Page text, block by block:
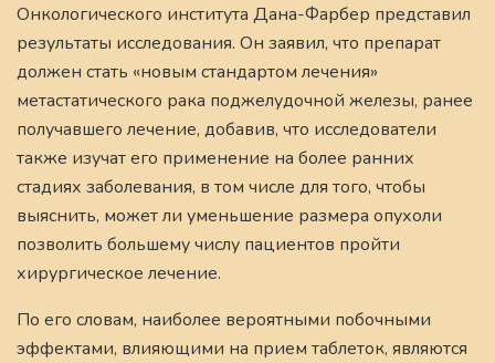
Онкологического института Дана-Фарбер представил
результаты исследования. Он заявил, что препарат
должен стать «новым стандартом лечения»
метастатического рака поджелудочной железы, ранее
получавшего лечение, добавив, что исследователи
также изучат его применение на более ранних
стадиях заболевания, в том числе для того, чтобы
выяснить, может ли уменьшение размера опухоли
позволить большему числу пациентов пройти
хирургическое лечение.
По его словам, наиболее вероятными побочными
эффектами, влияющими на прием таблеток, являются